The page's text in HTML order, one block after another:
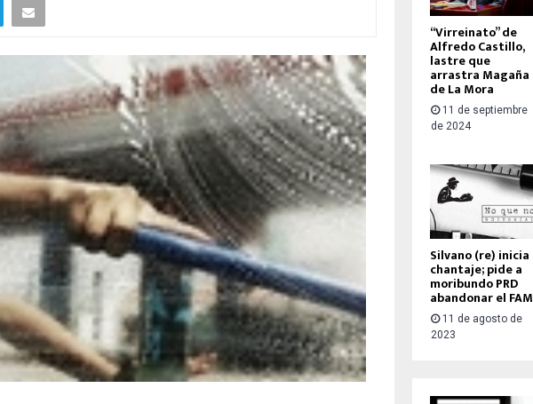
“Virreinato” de
Alfredo Castillo,
lastre que
arrastra Magaña
de La Mora
11 de septiembre
de 2024
Silvano (re) inicia
chantaje; pide a
moribundo PRD
abandonar el FAM
11 de agosto de
2023